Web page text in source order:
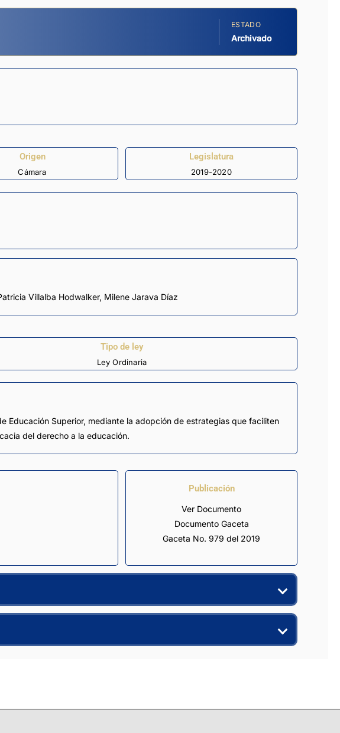
ESTADO
Archivado
Origen
Cámara
Legislatura
2019-2020
Villalba Hodwalker, Milene Jarava Díaz
Tipo de ley
Ley Ordinaria
Educación Superior, mediante la adopción de estrategias que faciliten
del derecho a la educación.
Publicación
Ver Documento
Documento Gaceta
Gaceta No. 979 del 2019